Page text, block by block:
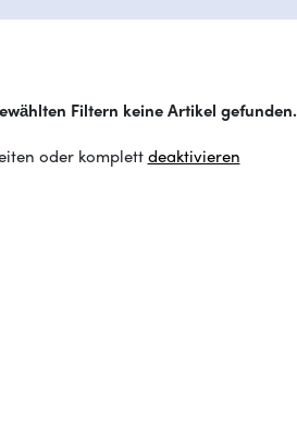
Filtern keine Artikel gefunden.
oder komplettdeaktivieren